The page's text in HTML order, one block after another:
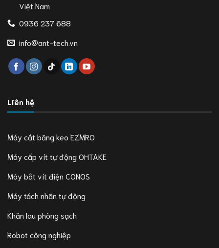
Việt Nam
0936 237 688
info@ant-tech.vn
Liên hệ
Máy cắt băng keo EZMRO
Máy cấp vít tự động OHTAKE
Máy bắt vít điện CONOS
Máy tách nhãn tự động
Khăn lau phòng sạch
Robot công nghiệp